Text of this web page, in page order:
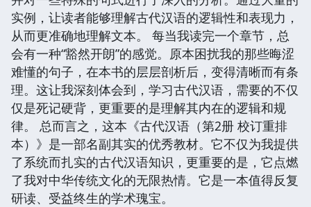
实例，让读者能够理解古代汉语的逻辑性和表现力，
从而更准确地理解文本。 每当我读完一个章节，总
会有一种“豁然开朗”的感觉。原本困扰我的那些晦涩
难懂的句子，在本书的层层剖析后，变得清晰而有条
理。这让我深刻体会到，学习古代汉语，需要的不仅
仅是死记硬背，更重要的是理解其内在的逻辑和规
律。 总而言之，这本《古代汉语（第2册 校订重排
本）》是一部名副其实的优秀教材。它不仅为我提供
了系统而扎实的古代汉语知识，更重要的是，它点燃
了我对中华传统文化的无限热情。它是一本值得反复
研读、受益终生的学术瑰宝。